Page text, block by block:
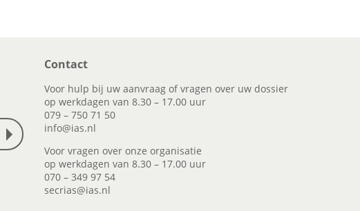
Contact
Voor hulp bij uw aanvraag of vragen over uw dossier
op werkdagen van 8.30 – 17.00 uur
079 – 750 71 50
info@ias.nl
Voor vragen over onze organisatie
op werkdagen van 8.30 – 17.00 uur
070 – 349 97 54
secrias@ias.nl